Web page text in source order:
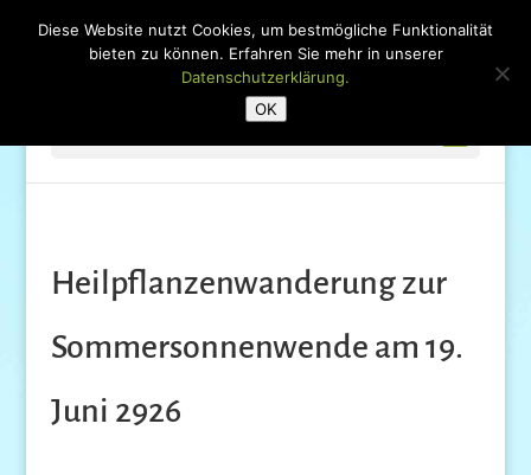
Heilpflanzenwanderung zur
Sommersonnenwende am 19.
Juni 2926
Diese Website nutzt Cookies, um bestmögliche Funktionalität
bieten zu können. Erfahren Sie mehr in unserer
Datenschutzerklärung.
OK